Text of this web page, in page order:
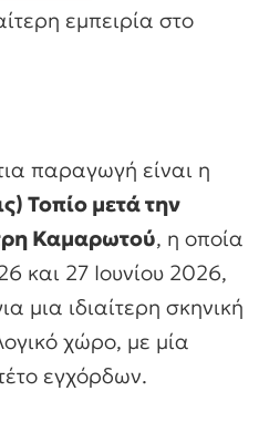
εμπειρία στο
παραγωγή είναι η
Τοπίο μετά την
Καμαρωτού, η οποία
και 27 Ιουνίου 2026,
μια ιδιαίτερη σκηνική
χώρο, με μία
εγχόρδων.